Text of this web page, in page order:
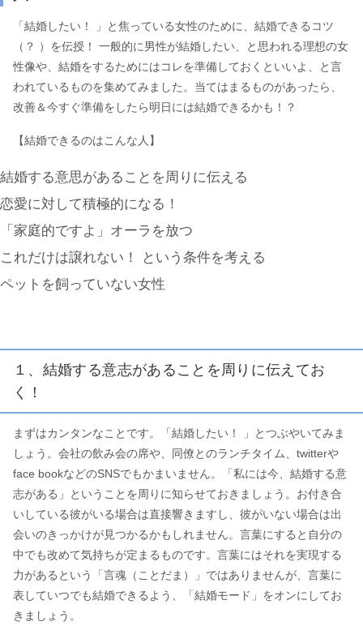
「結婚したい！ 」と焦っている女性のために、結婚できるコツ
（？ ）を伝授！ 一般的に男性が結婚したい、と思われる理想の女
性像や、結婚をするためにはコレを準備しておくといいよ、と言
われているものを集めてみました。当てはまるものがあったら、
改善＆今すぐ準備をしたら明日には結婚できるかも！？
【結婚できるのはこんな人】
結婚する意思があることを周りに伝える
恋愛に対して積極的になる！
「家庭的ですよ」オーラを放つ
これだけは譲れない！ という条件を考える
ペットを飼っていない女性
１、結婚する意志があることを周りに伝えてお
く！
まずはカンタンなことです。「結婚したい！ 」とつぶやいてみま
しょう。会社の飲み会の席や、同僚とのランチタイム、twitterや
face bookなどのSNSでもかまいません。「私には今、結婚する意
志がある」ということを周りに知らせておきましょう。お付き合
いしている彼がいる場合は直接響きますし、彼がいない場合は出
会いのきっかけが見つかるかもしれません。言葉にすると自分の
中でも改めて気持ちが定まるものです。言葉にはそれを実現する
力があるという「言魂（ことだま）」ではありませんが、言葉に
表していつでも結婚できるよう、「結婚モード」をオンにしてお
きましょう。